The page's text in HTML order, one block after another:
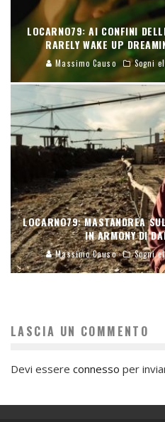
LOCARNO79: AI CONFINI
RARELY WAKE UP
Massimo Causo Sogni
LOCARNO79: MASTANDREA
IN ARMONY DI
Massimo Causo Sogni
LASCIA UN COMMENTO
Devi essere connesso per